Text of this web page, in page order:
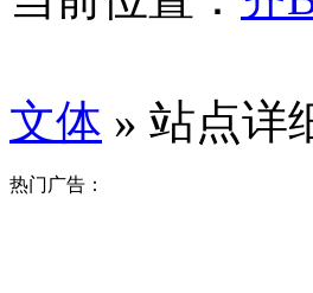
文体 » 站点详
热门广告：